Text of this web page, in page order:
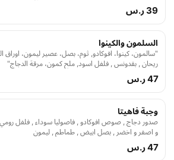
بقدونس، ملح، مرقة دجاج"
39 ر.س
السلمون والكينوا
"سالمون، كينوا، افوكادو, ثوم، بصل، عصير ليمون، اوراق
ريحان , بقدونس , فلفل اسود, ملح كمون، مرقة الدجاج"
47 ر.س
وجبة فاهيتا
صدور دجاج , صوص افوكادو , فاصوليا سوداء , فلفل
و اصفر و اخضر , بصل ابيض , طماطم , ليمون
47 ر.س